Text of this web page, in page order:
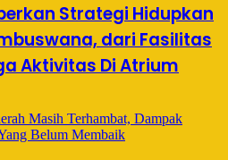
Strategi Hidupkan
dari Fasilitas
Aktivitas Di Atrium